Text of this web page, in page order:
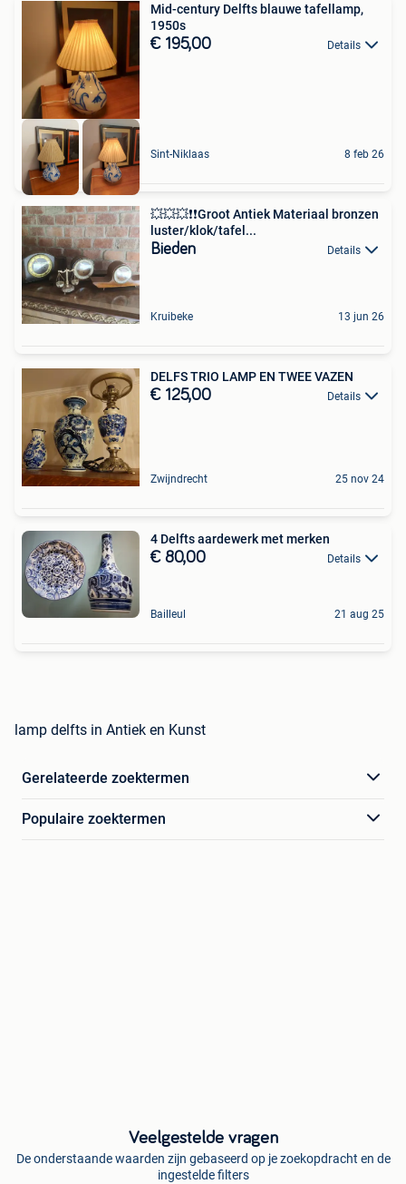
Mid-century Delfts blauwe tafellamp,
1950s
€ 195,00 Details
Sint-Niklaas 8 feb 26
💥💥💥❗❗Groot Antiek Materiaal bronzen
luster/klok/tafel...
Bieden Details
Kruibeke 13 jun 26
DELFS TRIO LAMP EN TWEE VAZEN
€ 125,00 Details
Zwijndrecht 25 nov 24
4 Delfts aardewerk met merken
€ 80,00 Details
Bailleul 21 aug 25
lamp delfts in Antiek en Kunst
Gerelateerde zoektermen
Populaire zoektermen
Veelgestelde vragen
De onderstaande waarden zijn gebaseerd op je zoekopdracht en de
ingestelde filters